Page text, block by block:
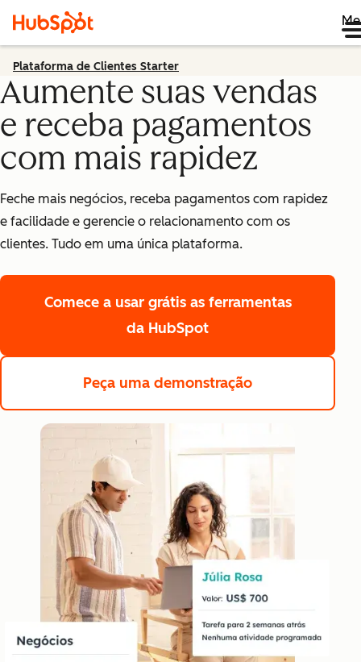
Plataforma de Clientes Starter
Aumente suas vendas
e receba pagamentos
com mais rapidez
Feche mais negócios, receba pagamentos com rapidez
e facilidade e gerencie o relacionamento com os
clientes. Tudo em uma única plataforma.
Comece a usar grátis as ferramentas
da HubSpot
Peça uma demonstração